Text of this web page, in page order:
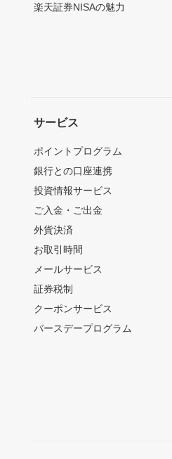
楽天証券NISAの魅力
サービス
ポイントプログラム
銀行との口座連携
投資情報サービス
ご入金・ご出金
外貨決済
お取引時間
メールサービス
証券税制
クーポンサービス
バースデープログラム